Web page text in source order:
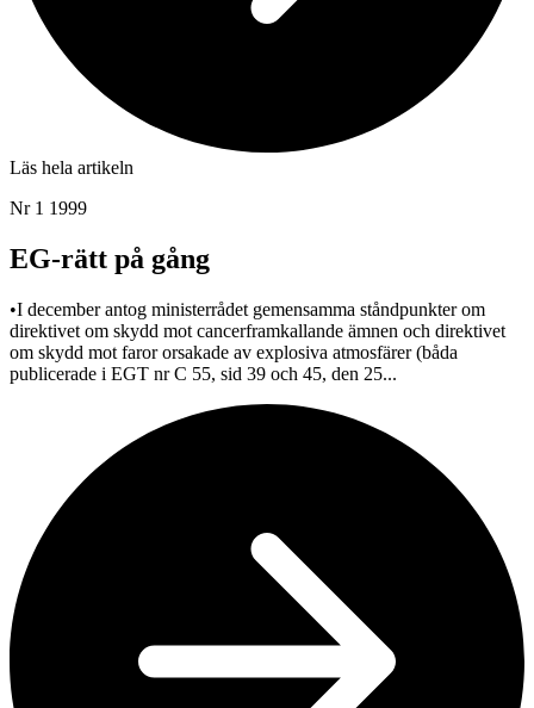
Läs hela artikeln
Nr 1 1999
EG-rätt på gång
•I december antog ministerrådet gemensamma ståndpunkter om
direktivet om skydd mot cancerframkallande ämnen och direktivet
om skydd mot faror orsakade av explosiva atmosfärer (båda
publicerade i EGT nr C 55, sid 39 och 45, den 25...